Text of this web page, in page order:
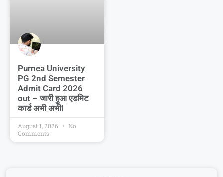
Purnea University
PG 2nd Semester
Admit Card 2026
out – जारी हुआ एडमिट
कार्ड अभी अभी!
August 1, 2026
No
Comments